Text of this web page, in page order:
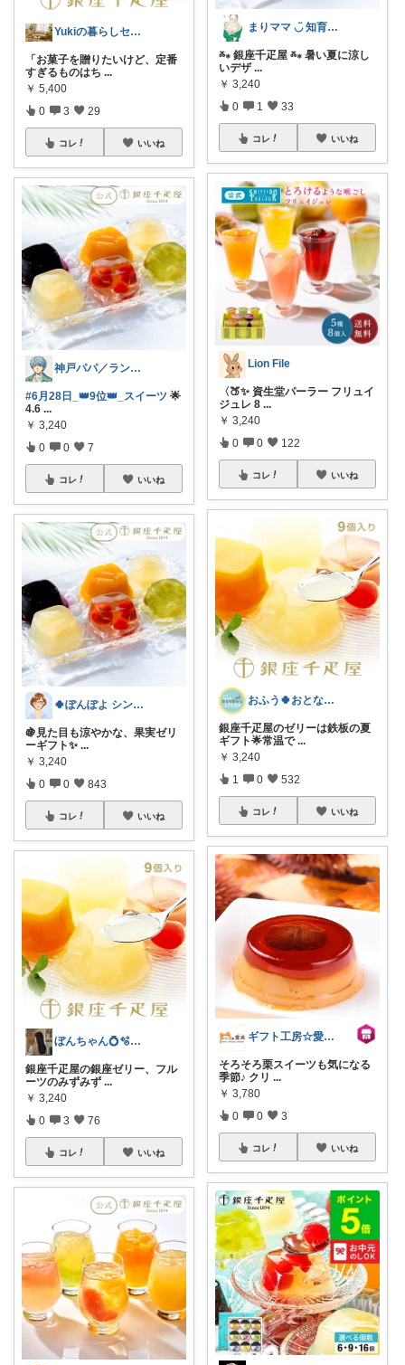
Yukiの暮らしセレクト★
「お菓子を贈りたいけど、定番
すぎるものはち ...
￥ 5,400
0 3 29
コレ いいね
神戸パパ／ランキング＆レビュー毎日掲載
#6月28日_👑9位👑_スイーツ 🌟
4.6 ...
￥ 3,240
0 0 7
コレ いいね
🍀ぽんぽよ シンプル時短ライフ🍀
🍇見た目も涼やかな、果実ゼリ
ーギフト✨ ...
￥ 3,240
0 0 843
コレ いいね
ぼんちゃん💍🫧経由購入感謝✨
銀座千疋屋の銀座ゼリー、フル
ーツのみずみず ...
￥ 3,240
0 3 76
コレ いいね
まりママ ◡̈ 知育・本・北欧
ⰶ⁎ 銀座千疋屋 ⰶ⁎ 暑い夏に涼し
いデザ ...
￥ 3,240
0 1 33
コレ いいね
Lion File
〈🍑✨ 資生堂パーラー フリュイ
ジュレ 8 ...
￥ 3,240
0 0 122
コレ いいね
おふう🍀おとな暮らしの“楽”食住🐾
銀座千疋屋のゼリーは鉄板の夏
ギフト🌟常温で ...
￥ 3,240
1 0 532
コレ いいね
ギフト工房☆愛来【公式】
そろそろ栗スイーツも気になる
季節♪ クリ ...
￥ 3,780
0 0 3
コレ いいね